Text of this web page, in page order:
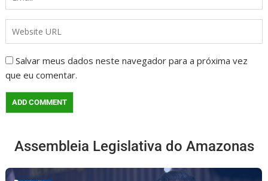
Salvar meus dados neste navegador para a próxima vez
que eu comentar.
Assembleia Legislativa do Amazonas